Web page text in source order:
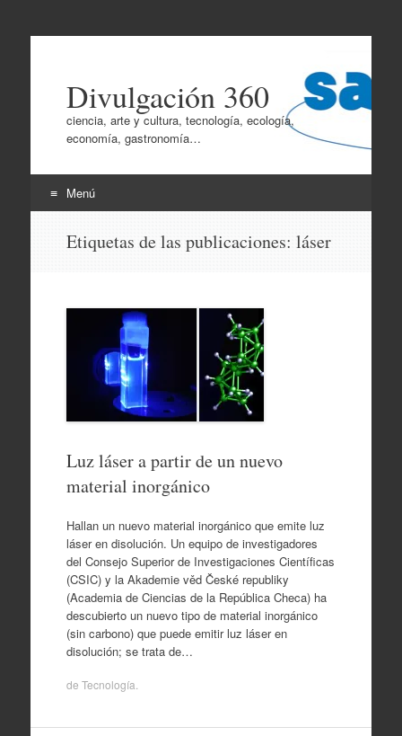
Divulgación 360
ciencia, arte y cultura, tecnología, ecología,
economía, gastronomía…
Menú
Etiquetas de las publicaciones: láser
Luz láser a partir de un nuevo
material inorgánico
Hallan un nuevo material inorgánico que emite luz
láser en disolución. Un equipo de investigadores
del Consejo Superior de Investigaciones Científicas
(CSIC) y la Akademie věd České republiky
(Academia de Ciencias de la República Checa) ha
descubierto un nuevo tipo de material inorgánico
(sin carbono) que puede emitir luz láser en
disolución; se trata de…
de Tecnología